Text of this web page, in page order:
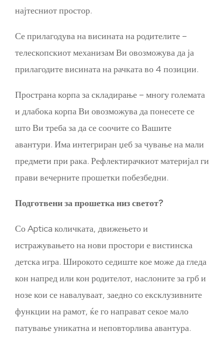
најтесниот простор.
Се прилагодува на висината на родителите –
телескопскиот механизам Ви овозможува да ја
прилагодите висината на рачката во 4 позиции.
Пространа корпа за складирање – многу големата
и длабока корпа Ви овозможува да понесете се
што Ви треба за да се соочите со Вашите
авантури. Има интегриран џеб за чување на мали
предмети при рака. Рефлектирачкиот материјал ги
прави вечерните прошетки побезбедни.
Подготвени за прошетка низ светот?
Со Aptica количката, движењето и
истражувањето на нови простори е вистинска
детска игра. Широкото седиште кое може да гледа
кон напред или кон родителот, наслоните за грб и
нозе кои се навалуваат, заедно со ексклузивните
функции на рамот, ќе го направат секое мало
патување уникатна и неповторлива авантура.